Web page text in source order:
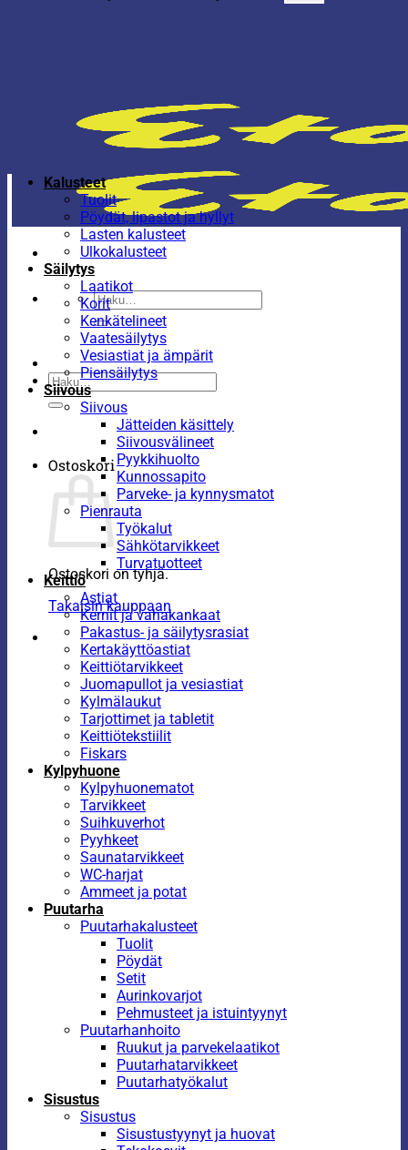
Etsi:
Etsi:
Ostoskori
Ostoskori on tyhjä.
Takaisin kauppaan
Kalusteet
Tuolit
Pöydät, lipastot ja hyllyt
Lasten kalusteet
Ulkokalusteet
Säilytys
Laatikot
Korit
Kenkätelineet
Vaatesäilytys
Vesiastiat ja ämpärit
Piensäilytys
Siivous
Siivous
Jätteiden käsittely
Siivousvälineet
Pyykkihuolto
Kunnossapito
Parveke- ja kynnysmatot
Pienrauta
Työkalut
Sähkötarvikkeet
Turvatuotteet
Keittiö
Astiat
Kernit ja vahakankaat
Pakastus- ja säilytysrasiat
Kertakäyttöastiat
Keittiötarvikkeet
Juomapullot ja vesiastiat
Kylmälaukut
Tarjottimet ja tabletit
Keittiötekstiilit
Fiskars
Kylpyhuone
Kylpyhuonematot
Tarvikkeet
Suihkuverhot
Pyyhkeet
Saunatarvikkeet
WC-harjat
Ammeet ja potat
Puutarha
Puutarhakalusteet
Tuolit
Pöydät
Setit
Aurinkovarjot
Pehmusteet ja istuintyynyt
Puutarhanhoito
Ruukut ja parvekelaatikot
Puutarhatarvikkeet
Puutarhatyökalut
Sisustus
Sisustus
Sisustustyynyt ja huovat